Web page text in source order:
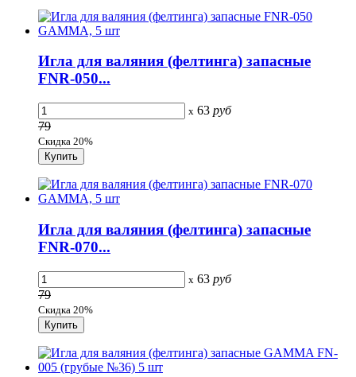
Игла для валяния (фелтинга) запасные
FNR-050...
x 63 руб
79
Скидка 20%
Игла для валяния (фелтинга) запасные
FNR-070...
x 63 руб
79
Скидка 20%